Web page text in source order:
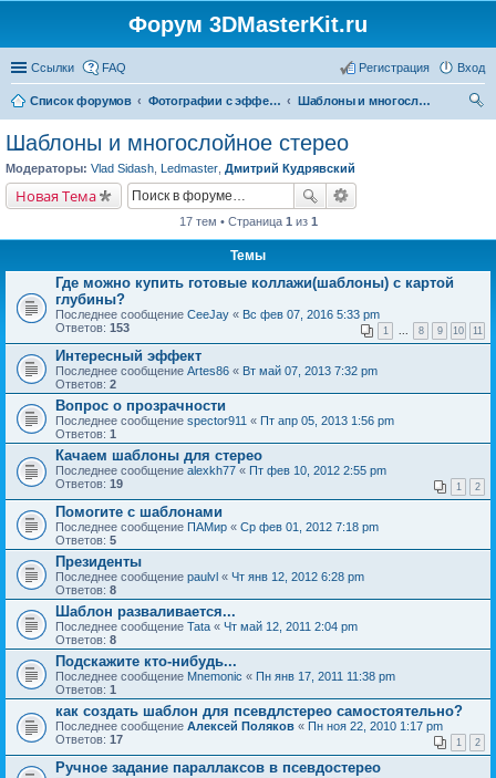
Форум 3DMasterKit.ru
Ссылки FAQ Вход
Регистрация
Список форумов Фотографии с эффектом стерео, варио, 3D, анимации, морфинга
Шаблоны и многослойное стерео
Шаблоны и многослойное стерео
Модераторы: Vlad Sidash Ledmaster Дмитрий Кудрявский
Новая Тема
17 тем • Страница 1 из 1
Темы
Где можно купить готовые коллажи(шаблоны) с картой
глубины?
Последнее сообщение CeeJay « Вс фев 07, 2016 5:33 pm
Ответов: 153 1 8 9 10 11
Интересный эффект
Последнее сообщение Artes86 « Вт май 07, 2013 7:32 pm
Ответов: 2
Вопрос о прозрачности
Последнее сообщение spector911 « Пт апр 05, 2013 1:56 pm
Ответов: 1
Качаем шаблоны для стерео
Последнее сообщение alexkh77 « Пт фев 10, 2012 2:55 pm
Ответов: 19 1 2
Помогите с шаблонами
Последнее сообщение ПАМир « Ср фев 01, 2012 7:18 pm
Ответов: 5
Президенты
Последнее сообщение paulvl « Чт янв 12, 2012 6:28 pm
Ответов: 8
Шаблон разваливается...
Последнее сообщение Tata « Чт май 12, 2011 2:04 pm
Ответов: 8
Подскажите кто-нибудь...
Последнее сообщение Mnemonic « Пн янв 17, 2011 11:38 pm
Ответов: 1
как создать шаблон для псевдлстерео самостоятельно?
Последнее сообщение Алексей Поляков « Пн ноя 22, 2010 1:17 pm
Ответов: 17 1 2
Ручное задание параллаксов в псевдостерео